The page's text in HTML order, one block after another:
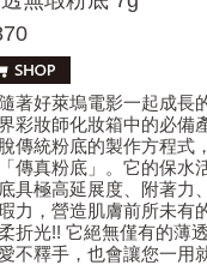
著好萊塢電影一起成長
彩妝師化妝箱中的必備
傳統粉底的製作方程式
傳真粉底」。它的保水
具極高延展度、附著力
力，營造肌膚前所未有
折光!! 它絕無僅有的薄
不釋手，也會讓您一用